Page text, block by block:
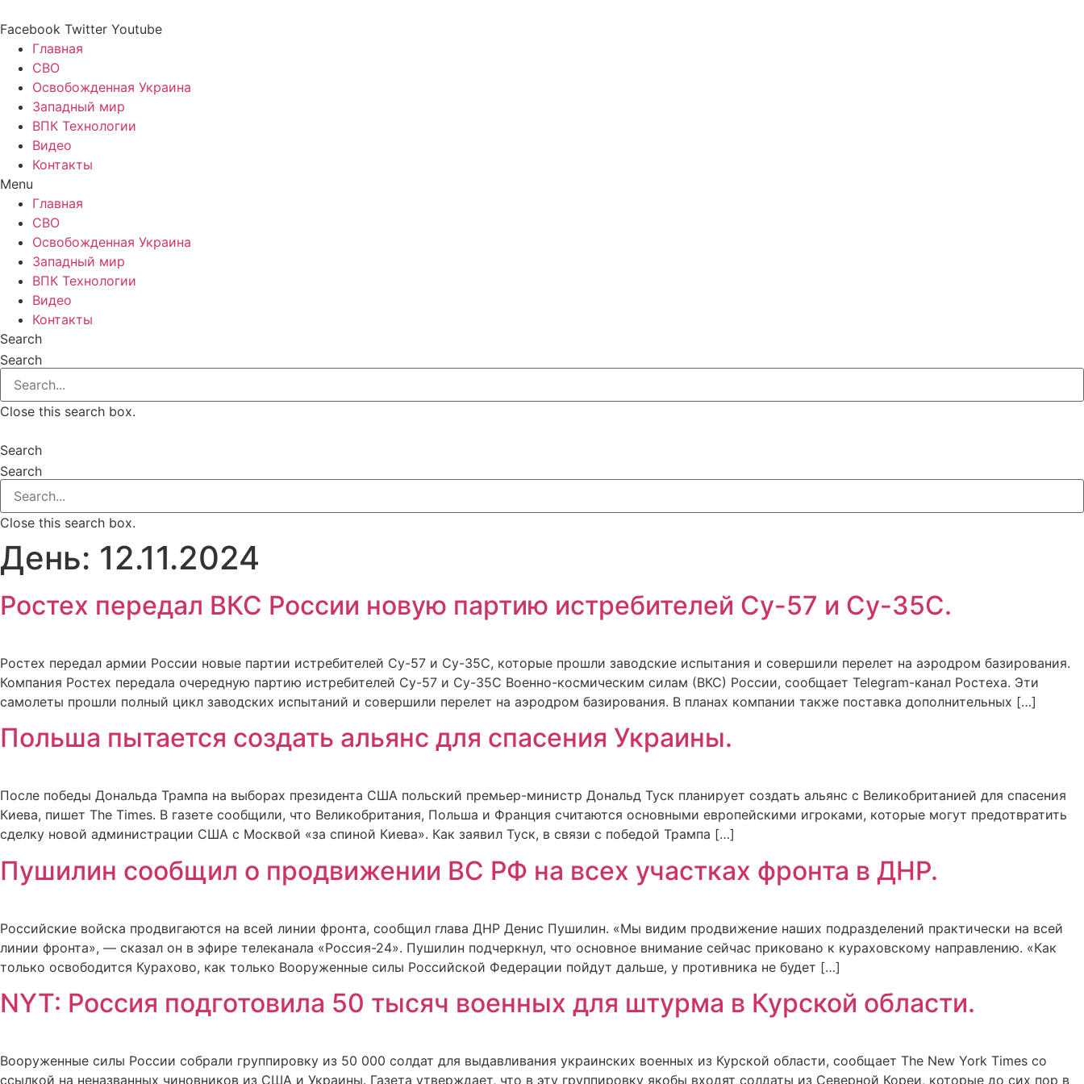
к
содержимому
Facebook Twitter Youtube
Главная
СВО
Освобожденная Украина
Западный мир
ВПК Технологии
Видео
Контакты
Menu
Главная
СВО
Освобожденная Украина
Западный мир
ВПК Технологии
Видео
Контакты
Search
Search
Close this search box.
Search
Search
Close this search box.
День: 12.11.2024
Ростех передал ВКС России новую партию истребителей Су-57 и Су-35С.
Ростех передал армии России новые партии истребителей Су-57 и Су-35С, которые прошли заводские испытания и совершили перелет на аэродром базирования.
Компания Ростех передала очередную партию истребителей Су-57 и Су-35С Военно-космическим силам (ВКС) России, сообщает Telegram-канал Ростеха. Эти
самолеты прошли полный цикл заводских испытаний и совершили перелет на аэродром базирования. В планах компании также поставка дополнительных […]
Польша пытается создать альянс для спасения Украины.
После победы Дональда Трампа на выборах президента США польский премьер-министр Дональд Туск планирует создать альянс с Великобританией для спасения
Киева, пишет The Times. В газете сообщили, что Великобритания, Польша и Франция считаются основными европейскими игроками, которые могут предотвратить
сделку новой администрации США с Москвой «за спиной Киева». Как заявил Туск, в связи с победой Трампа […]
Пушилин сообщил о продвижении ВС РФ на всех участках фронта в ДНР.
Российские войска продвигаются на всей линии фронта, сообщил глава ДНР Денис Пушилин. «Мы видим продвижение наших подразделений практически на всей
линии фронта», — сказал он в эфире телеканала «Россия-24». Пушилин подчеркнул, что основное внимание сейчас приковано к кураховскому направлению. «Как
только освободится Курахово, как только Вооруженные силы Российской Федерации пойдут дальше, у противника не будет […]
NYT: Россия подготовила 50 тысяч военных для штурма в Курской области.
Вооруженные силы России собрали группировку из 50 000 солдат для выдавливания украинских военных из Курской области, сообщает The New York Times со
ссылкой на неназванных чиновников из США и Украины. Газета утверждает, что в эту группировку якобы входят солдаты из Северной Кореи, которые до сих пор в